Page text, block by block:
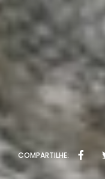
COMPARTILHE: